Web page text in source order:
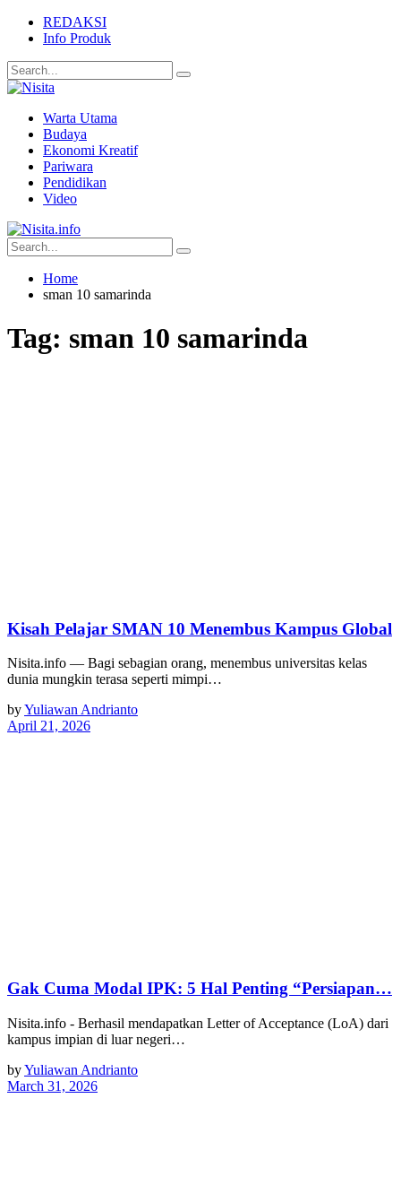
REDAKSI
Info Produk
Warta Utama
Budaya
Ekonomi Kreatif
Pariwara
Pendidikan
Video
Home
sman 10 samarinda
Tag: sman 10 samarinda
Kisah Pelajar SMAN 10 Menembus Kampus Global
Nisita.info — Bagi sebagian orang, menembus universitas kelas
dunia mungkin terasa seperti mimpi…
byYuliawan Andrianto
April 21, 2026
Gak Cuma Modal IPK: 5 Hal Penting “Persiapan…
Nisita.info - Berhasil mendapatkan Letter of Acceptance (LoA) dari
kampus impian di luar negeri…
byYuliawan Andrianto
March 31, 2026